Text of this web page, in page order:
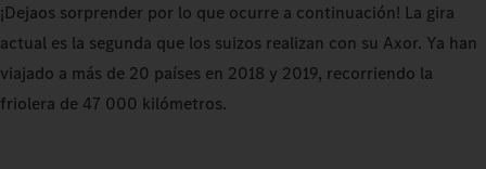
¡Dejaos sorprender por lo que ocurre a continuación! La gira
actual es la segunda que los suizos realizan con su Axor. Ya han
viajado a más de 20 países en 2018 y 2019, recorriendo la
friolera de 47 000 kilómetros.